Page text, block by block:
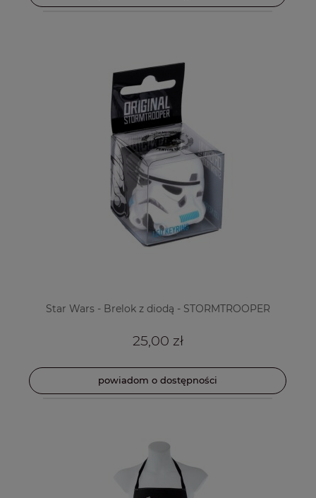
Star Wars - Brelok z diodą - STORMTROOPER
25,00 zł
powiadom o dostępności